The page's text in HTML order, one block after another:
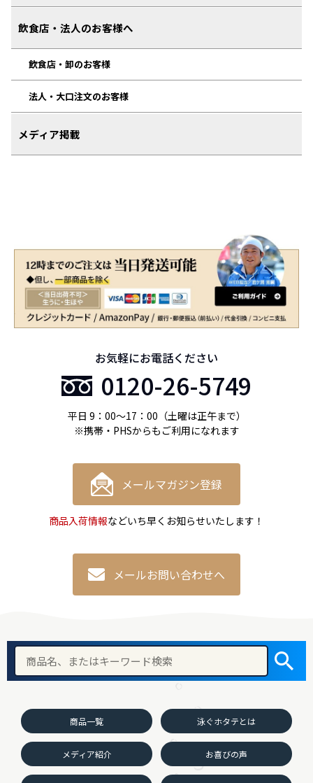
飲食店・法人のお客様へ
飲食店・卸のお客様
法人・大口注文のお客様
メディア掲載
お気軽にお電話ください
0120-26-5749
平日 9：00〜17：00（土曜は正午まで）
※携帯・PHSからもご利用になれます
メールマガジン登録
商品入荷情報などいち早くお知らせいたします！
メールお問い合わせへ
商品一覧 泳ぐホタテとは
メディア紹介 お喜びの声